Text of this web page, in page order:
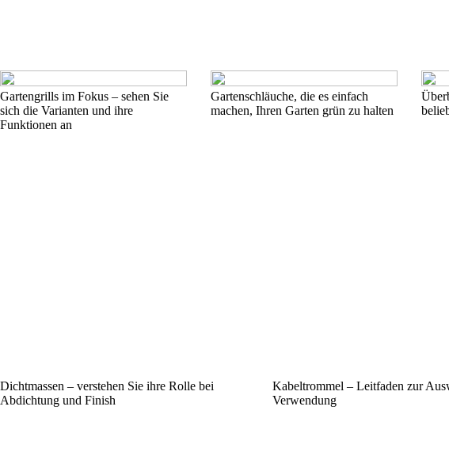
Gartengrills im Fokus – sehen Sie
sich die Varianten und ihre
Funktionen an
Gartenschläuche, die es einfach
machen, Ihren Garten grün zu halten
Dichtmassen – verstehen Sie ihre Rolle bei
Abdichtung und Finish
Kabeltrommel – Leitfaden zur
Verwendung